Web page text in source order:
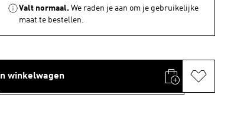
Valt normaal. We raden je aan om je gebruikelijke
maat te bestellen.
In winkelwagen